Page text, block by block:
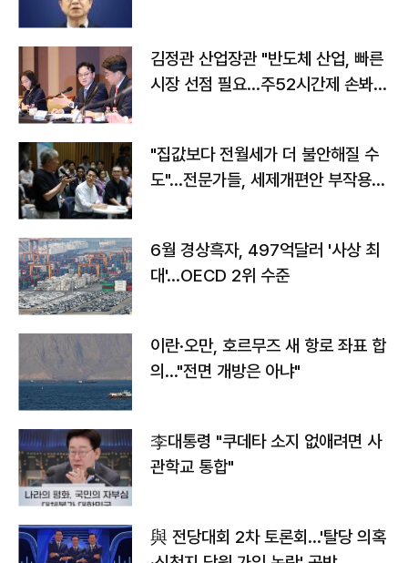
김정관 산업장관 "반도체 산업, 빠른
시장 선점 필요…주52시간제 손봐
"집값보다 전월세가 더 불안해질 수
도"…전문가들, 세제개편안 부작용
6월 경상흑자, 497억달러 '사상 최
대'…OECD 2위 수준
이란·오만, 호르무즈 새 항로 좌표 합
의…"전면 개방은 아냐"
李대통령 "쿠데타 소지 없애려면 사
관학교 통합"
與 전당대회 2차 토론회…'탈당 의혹